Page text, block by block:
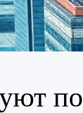
по